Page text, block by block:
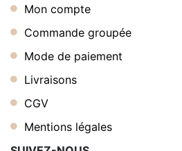
Mon compte
Commande groupée
Mode de paiement
Livraisons
CGV
Mentions légales